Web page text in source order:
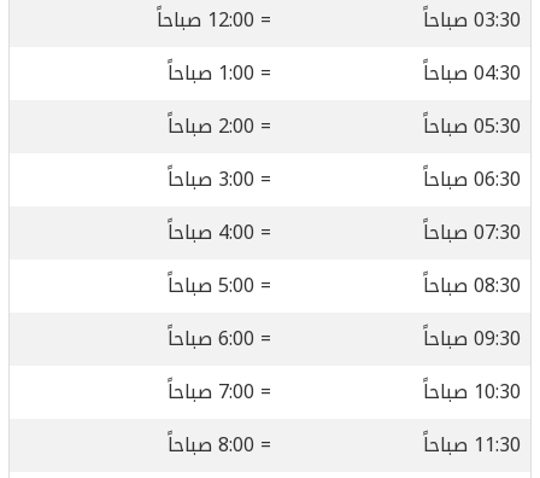
03:30 صباحاً
= 12:00 صباحاً
04:30 صباحاً
= 1:00 صباحاً
05:30 صباحاً
= 2:00 صباحاً
06:30 صباحاً
= 3:00 صباحاً
07:30 صباحاً
= 4:00 صباحاً
08:30 صباحاً
= 5:00 صباحاً
09:30 صباحاً
= 6:00 صباحاً
10:30 صباحاً
= 7:00 صباحاً
11:30 صباحاً
= 8:00 صباحاً